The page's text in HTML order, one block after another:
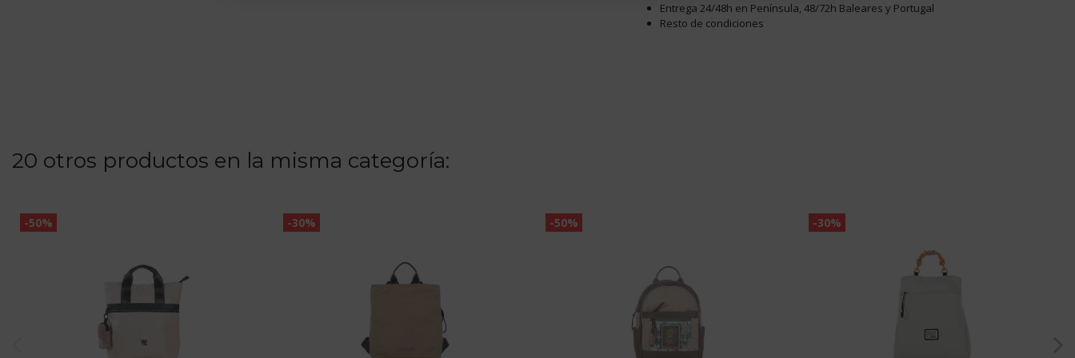
Entrega 24/48h en Península, 48/72h Baleares y Portugal
Resto de condiciones
20 otros productos en la misma categoría:
-50% -30% -50% -30%